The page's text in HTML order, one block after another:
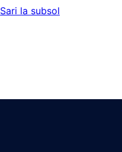
Sari la subsol